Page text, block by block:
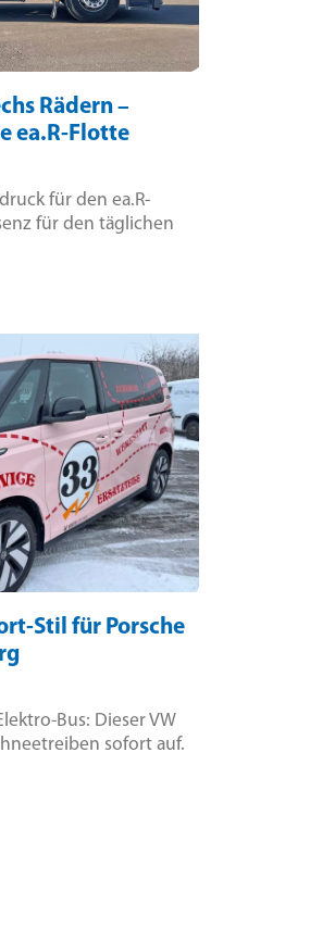
Rädern –
ea.R-Flotte
für den ea.R-
für den täglichen
Stil für Porsche
Bus: Dieser VW
sofort auf.